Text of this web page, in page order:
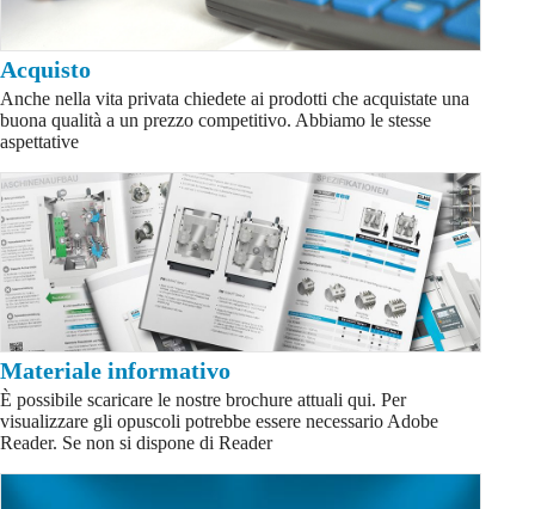
Acquisto
Anche nella vita privata chiedete ai prodotti che acquistate una
buona qualità a un prezzo competitivo. Abbiamo le stesse
aspettative
Materiale informativo
È possibile scaricare le nostre brochure attuali qui. Per
visualizzare gli opuscoli potrebbe essere necessario Adobe
Reader. Se non si dispone di Reader